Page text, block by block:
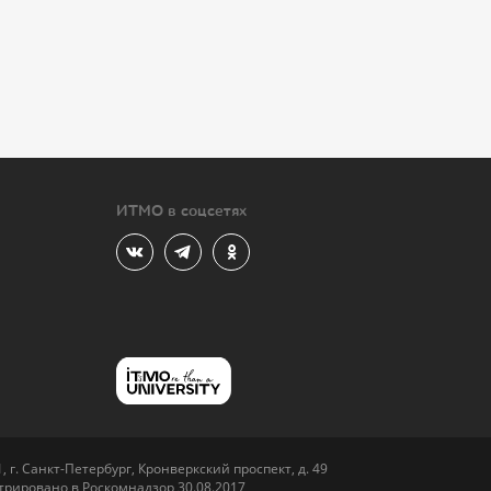
ИТМО в соцсетях
Санкт-Петербург, Кронверкский проспект, д. 49
в Роскомнадзор 30.08.2017